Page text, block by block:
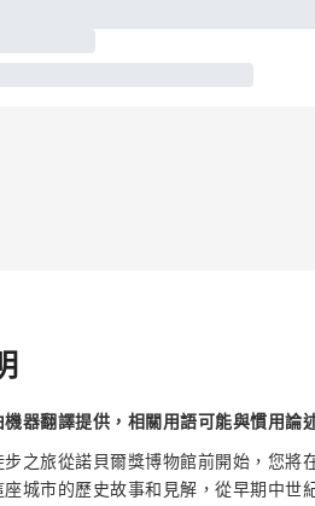
器翻譯提供，相關用語可能與慣用論
之旅從諾貝爾獎博物館前開始，您將
城市的歷史故事和見解，從早期中世